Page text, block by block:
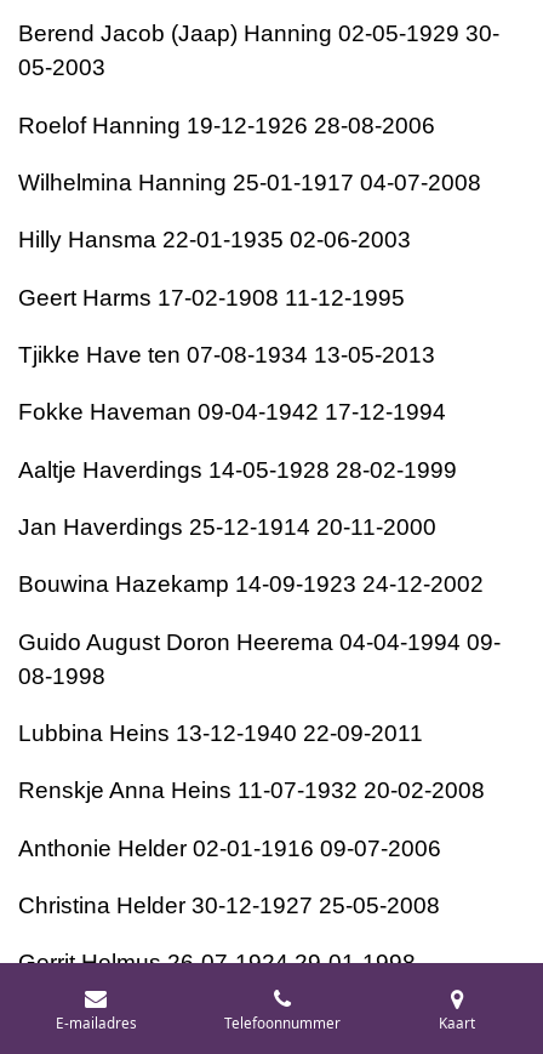
Berend Jacob (Jaap) Hanning 02-05-1929 30-
05-2003
Roelof Hanning 19-12-1926 28-08-2006
Wilhelmina Hanning 25-01-1917 04-07-2008
Hilly Hansma 22-01-1935 02-06-2003
Geert Harms 17-02-1908 11-12-1995
Tjikke Have ten 07-08-1934 13-05-2013
Fokke Haveman 09-04-1942 17-12-1994
Aaltje Haverdings 14-05-1928 28-02-1999
Jan Haverdings 25-12-1914 20-11-2000
Bouwina Hazekamp 14-09-1923 24-12-2002
Guido August Doron Heerema 04-04-1994 09-
08-1998
Lubbina Heins 13-12-1940 22-09-2011
Renskje Anna Heins 11-07-1932 20-02-2008
Anthonie Helder 02-01-1916 09-07-2006
Christina Helder 30-12-1927 25-05-2008
Gerrit Helmus 26-07-1924 29-01-1998
Laurens Hemmen 09-05-1947 25-08-2005
E-mailadres Telefoonnummer Kaart